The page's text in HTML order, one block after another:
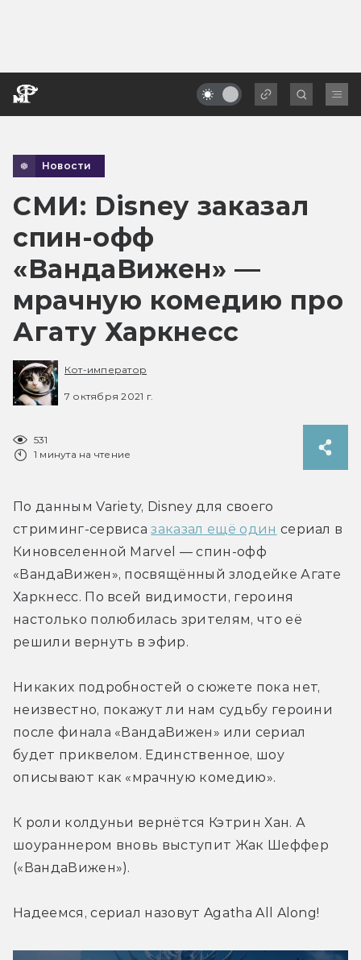
Новости
СМИ: Disney заказал
спин-офф
«ВандаВижен» —
мрачную комедию про
Агату Харкнесс
Кот-император
7 октября 2021 г.
531
1 минута на чтение
По данным Variety, Disney для своего
стриминг-сервиса заказал ещё один сериал в
Киновселенной Marvel — спин-офф
«ВандаВижен», посвящённый злодейке Агате
Харкнесс. По всей видимости, героиня
настолько полюбилась зрителям, что её
решили вернуть в эфир.
Никаких подробностей о сюжете пока нет,
неизвестно, покажут ли нам судьбу героини
после финала «ВандаВижен» или сериал
будет приквелом. Единственное, шоу
описывают как «мрачную комедию».
К роли колдуньи вернётся Кэтрин Хан. А
шоураннером вновь выступит Жак Шеффер
(«ВандаВижен»).
Надеемся, сериал назовут Agatha All Along!